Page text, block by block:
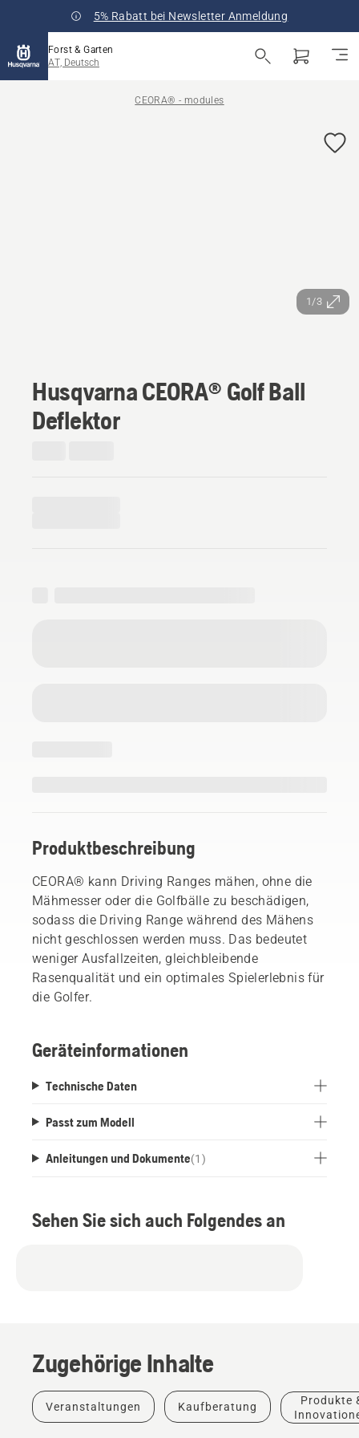
5% Rabatt bei Newsletter Anmeldung
Forst & Garten
AT, Deutsch
CEORA® - modules
1/3
Husqvarna CEORA® Golf Ball
Deflektor
Produktbeschreibung
CEORA® kann Driving Ranges mähen, ohne die
Mähmesser oder die Golfbälle zu beschädigen,
sodass die Driving Range während des Mähens
nicht geschlossen werden muss. Das bedeutet
weniger Ausfallzeiten, gleichbleibende
Rasenqualität und ein optimales Spielerlebnis für
die Golfer.
Geräteinformationen
Technische Daten
Passt zum Modell
Anleitungen und Dokumente(1 )
Sehen Sie sich auch Folgendes an
Zugehörige Inhalte
Veranstaltungen Kaufberatung
Produkte
Produkte
&